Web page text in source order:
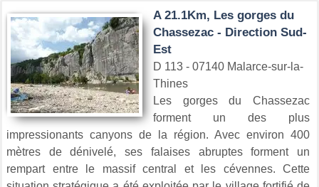
A 21.1Km, Les gorges du
Chassezac - Direction Sud-
Est
D 113 - 07140 Malarce-sur-la-
Thines
Les gorges du Chassezac
forment un des plus
impressionants canyons de la région. Avec environ 400
mètres de dénivelé, ses falaises abruptes forment un
rempart entre le massif central et les cévennes. Cette